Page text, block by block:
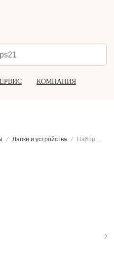
КОМПАНИЯ
Лапки и устройства